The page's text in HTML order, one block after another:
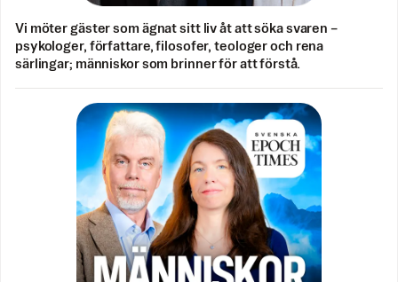
Vi möter gäster som ägnat sitt liv åt att söka svaren –
psykologer, författare, filosofer, teologer och rena
särlingar; människor som brinner för att förstå.